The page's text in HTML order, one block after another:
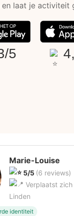
laat je activiteit
5
Marie-Louise
5/5 (6 reviews)
Verplaatst zich
Linden
identiteit